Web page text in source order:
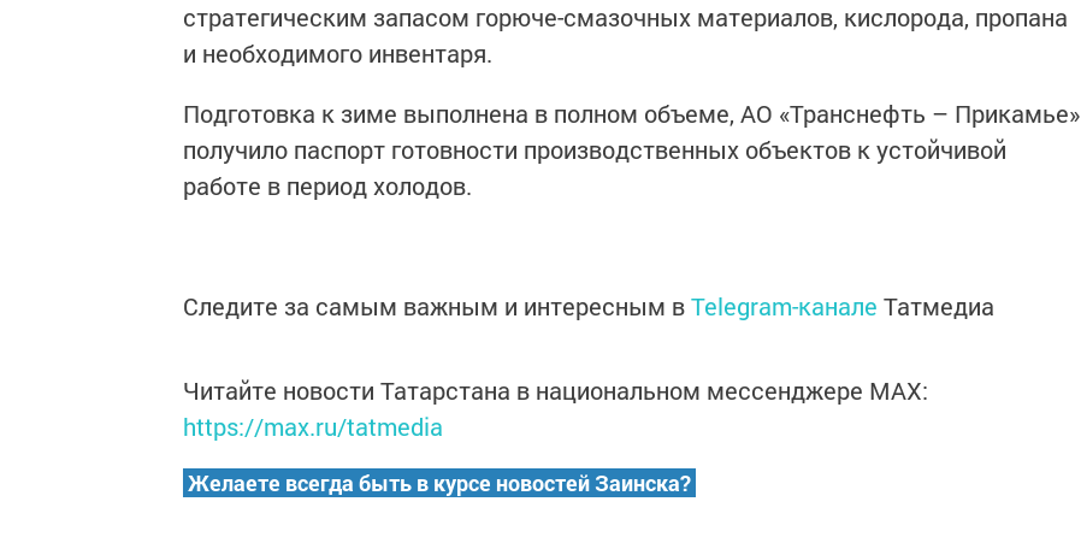
стратегическим запасом горюче-смазочных материалов, кислорода, пропана
и необходимого инвентаря.
Подготовка к зиме выполнена в полном объеме, АО «Транснефть – Прикамье»
получило паспорт готовности производственных объектов к устойчивой
работе в период холодов.
Следите за самым важным и интересным вTelegram-канале Татмедиа
Читайте новости Татарстана в национальном мессенджере MАХ:
https://max.ru/tatmedia
Желаете всегда быть в курсе новостей Заинска?